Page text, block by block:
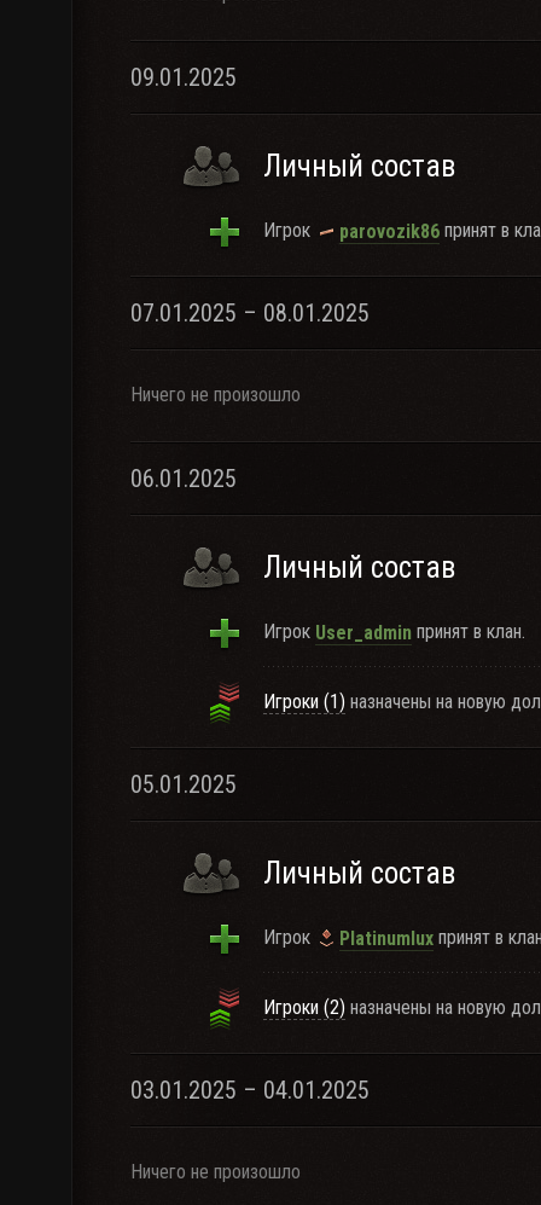
09.01.2025
Личный состав
Игрок parovozik86 принят в
07.01.2025 – 08.01.2025
Ничего не произошло
06.01.2025
Личный состав
Игрок User_admin принят в клан.
Игроки (1) назначены на новую
05.01.2025
Личный состав
Игрок Platinumlux принят в
Игроки (2) назначены на новую
03.01.2025 – 04.01.2025
Ничего не произошло